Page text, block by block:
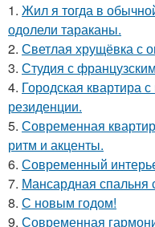
1. Жил я тогда в
одолели тараканы.
2. Светлая хрущёвка с
3. Студия с
4. Городская квартира
резиденции.
5. Современная
ритм и акценты.
6. Современный
7. Мансардная
8. С новым годом!
9. Современная